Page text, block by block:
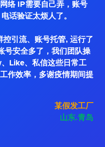
络 IP需要自己弄，账号
话验证太烦人了。
引流、账号托管, 运行了
号安全多了，我们团队操
Like、私信这些日常工
作效率，多谢疫情期间提
某假发工厂
山东.青岛